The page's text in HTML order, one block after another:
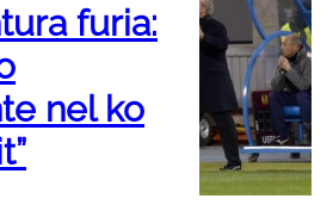
furia:
nel ko